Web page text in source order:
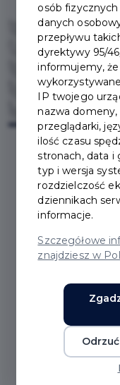
2020-11-16
osób
danych
przepływu
dyrektywy 95/
informujemy,
IP twojego
nazwa
przeglądarki,
ilość czasu
stronach, data i
typ i wersja
rozdzielczość
dziennikach
informacje.
Szczegółowe
znajdziesz w